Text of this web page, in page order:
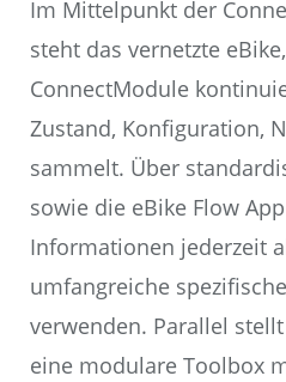
Im Mittelpunkt der
steht das vernetzte
ConnectModule
Zustand, Konfiguration,
sammelt. Über
sowie die eBike Flow
Informationen jederzeit
umfangreiche
verwenden. Parallel
eine modulare Toolbox